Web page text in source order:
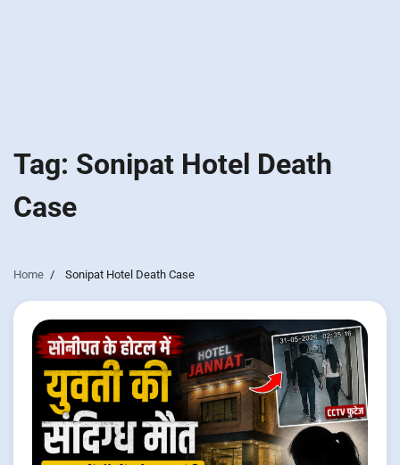
Tag: Sonipat Hotel Death
Case
Home Sonipat Hotel Death Case